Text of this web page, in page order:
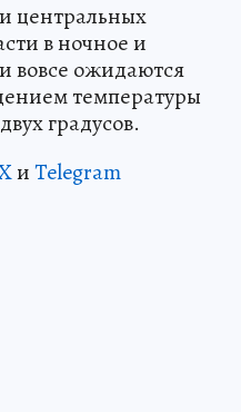
центральных
в ночное и
вовсе ожидаются
температуры
градусов.
иTelegram